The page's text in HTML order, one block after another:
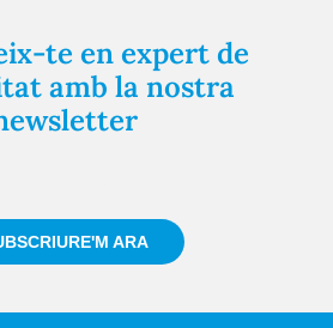
te en expert de
amb la nostra
ARA